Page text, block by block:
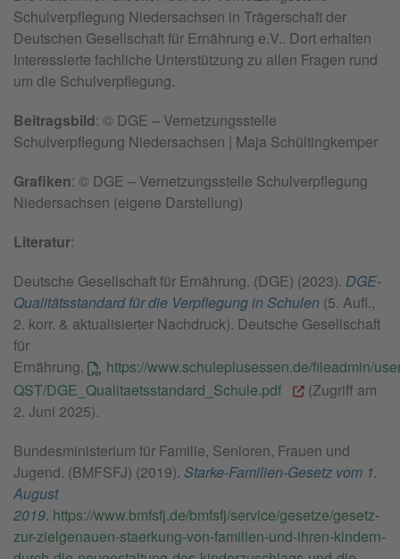
Schulverpflegung Niedersachsen in Trägerschaft der
Deutschen Gesellschaft für Ernährung e.V.. Dort erhalten
Interessierte fachliche Unterstützung zu allen Fragen rund
um die Schulverpflegung.
Beitragsbild: © DGE – Vernetzungsstelle
Schulverpflegung Niedersachsen | Maja Schültingkemper
Grafiken: © DGE – Vernetzungsstelle Schulverpflegung
Niedersachsen (eigene Darstellung)
Literatur:
Deutsche Gesellschaft für Ernährung. (DGE) (2023). DGE-
Qualitätsstandard für die Verpflegung in Schulen (5. Aufl.,
2. korr. & aktualisierter Nachdruck). Deutsche Gesellschaft
für
Ernährung.
https://www.schuleplusessen.de/fileadmin/
QST/DGE_Qualitaetsstandard_Schule.pdf
(Zugriff am
2. Juni 2025).
Bundesministerium für Familie, Senioren, Frauen und
Jugend. (BMFSFJ) (2019). Starke-Familien-Gesetz vom 1.
August
2019. https://www.bmfsfj.de/bmfsfj/service/gesetze/gesetz-
zur-zielgenauen-staerkung-von-familien-und-ihren-kindern-